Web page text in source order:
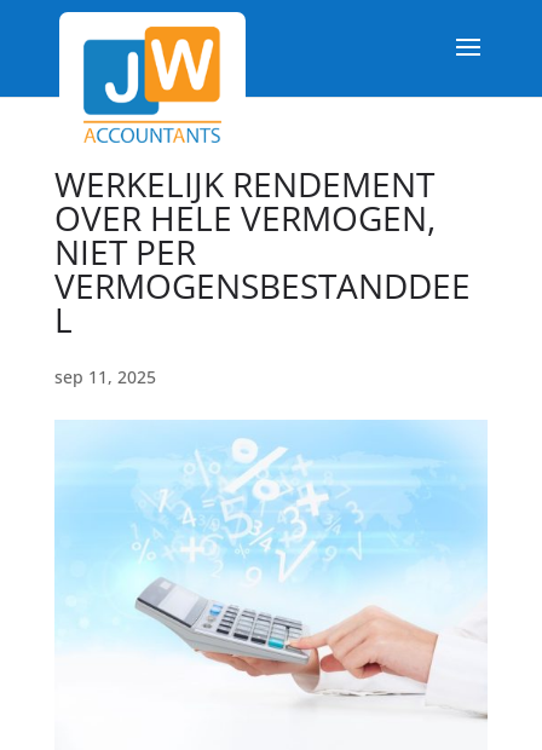
WERKELIJK RENDEMENT
OVER HELE VERMOGEN,
NIET PER
VERMOGENSBESTANDDEE
L
sep 11, 2025